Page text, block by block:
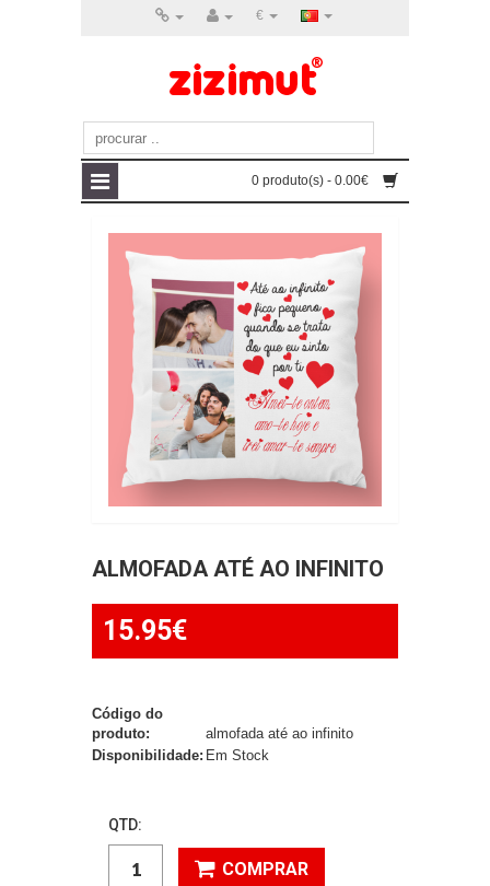
€
0 produto(s) - 0.00€
ALMOFADA ATÉ AO INFINITO
15.95€
Código do
produto:
almofada até ao infinito
Disponibilidade:Em Stock
QTD:
COMPRAR